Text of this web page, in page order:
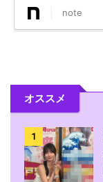
note
オススメ
1